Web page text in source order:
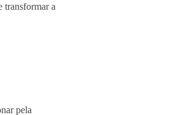
transformar a
pela